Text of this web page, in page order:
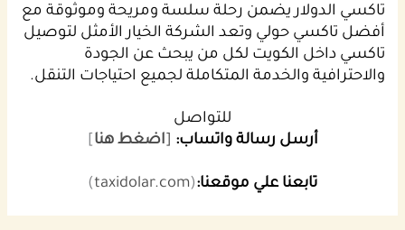
تاكسي الدولار يضمن رحلة سلسة ومريحة وموثوقة مع
أفضل تاكسي حولي وتعد الشركة الخيار الأمثل لتوصيل
تاكسي داخل الكويت لكل من يبحث عن الجودة
والاحترافية والخدمة المتكاملة لجميع احتياجات التنقل.
للتواصل
أرسل رسالة واتساب: [اضغط هنا]
تابعنا علي موقعنا:(
taxidolar.com
)